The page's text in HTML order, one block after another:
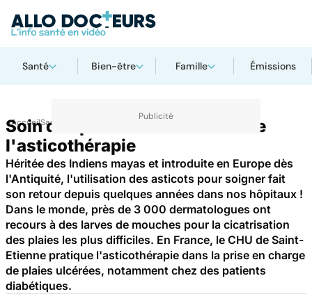
Santé Bien-être Famille Émissions
AccueilSanté
Soin des plaies : les bienfaits de
l'asticothérapie
Héritée des Indiens mayas et introduite en Europe dès
l'Antiquité, l'utilisation des asticots pour soigner fait
son retour depuis quelques années dans nos hôpitaux !
Dans le monde, près de 3 000 dermatologues ont
recours à des larves de mouches pour la cicatrisation
des plaies les plus difficiles. En France, le CHU de Saint-
Etienne pratique l'asticothérapie dans la prise en charge
de plaies ulcérées, notamment chez des patients
diabétiques.